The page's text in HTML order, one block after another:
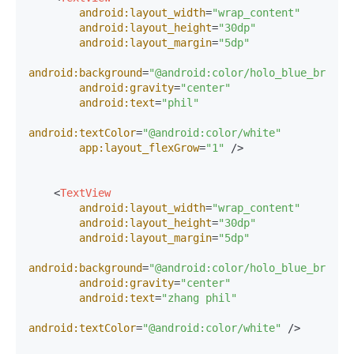
android:layout_width="wrap_content"
android:layout_height="30dp"
android:layout_margin="5dp"
android:background="@android:color/
android:gravity="center"
android:text="phil"
android:textColor="@android:color/white"
app:layout_flexGrow="1" />
<TextView
android:layout_width="wrap_content"
android:layout_height="30dp"
android:layout_margin="5dp"
android:background="@android:color/
android:gravity="center"
android:text="zhang phil"
android:textColor="@android:color/white" />